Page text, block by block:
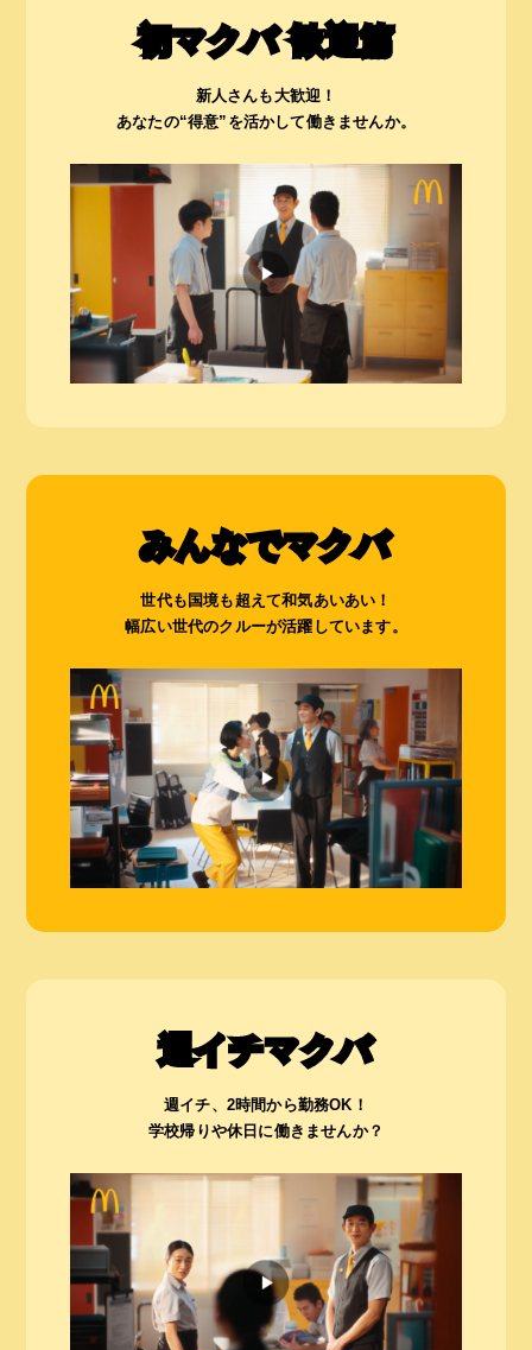
初マクバ 歓迎篇
新人さんも大歓迎！
あなたの“得意”を活かして働きませんか。
みんなでマクバ
世代も国境も超えて和気あいあい！
幅広い世代のクルーが活躍しています。
週イチマクバ
週イチ、2時間から勤務OK！
学校帰りや休日に働きませんか？